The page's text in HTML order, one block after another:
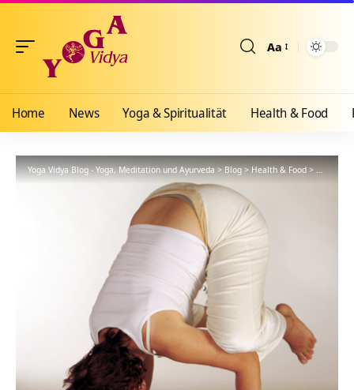
Aa
Home News Yoga & Spiritualität Health & Food
Yoga Vidya Blog - Yoga, Meditation und Ayurveda>Blog>Health & Food>